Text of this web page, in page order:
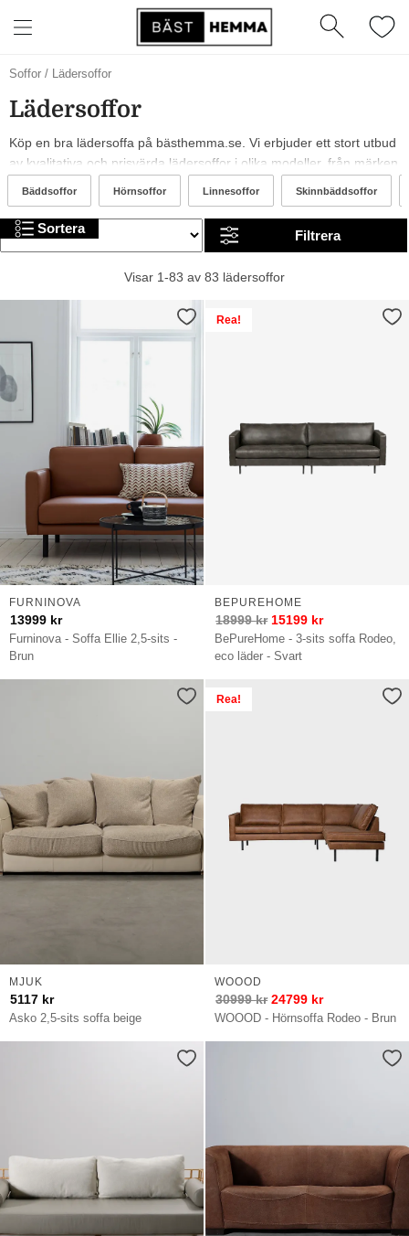
Soffor / Lädersoffor
Lädersoffor
Köp en bra lädersoffa på bästhemma.se. Vi erbjuder ett stort utbud
av kvalitativa och prisvärda lädersoffor i olika modeller, från märken
gråa, beiga och gula lädersoffor. I sortimentet hittar du allt från
billiga till mer exklusiva alternativ. Trevlig shopping!
Bäddsoffor Hörnsoffor Linnesoffor Skinnbäddsoffor
Sortera Filtrera
Visar 1-83 av 83 lädersoffor
Furninova - Soffa Ellie 2,5-sits -
Brun
FURNINOVA
13999 kr
Rea!
BePureHome - 3-sits soffa Rodeo,
eco läder - Svart
BEPUREHOME
18999kr 15199 kr
Asko 2,5-sits soffa beige
MJUK
5117 kr
Rea!
WOOOD - Hörnsoffa Rodeo - Brun
WOOOD
30999kr 24799 kr